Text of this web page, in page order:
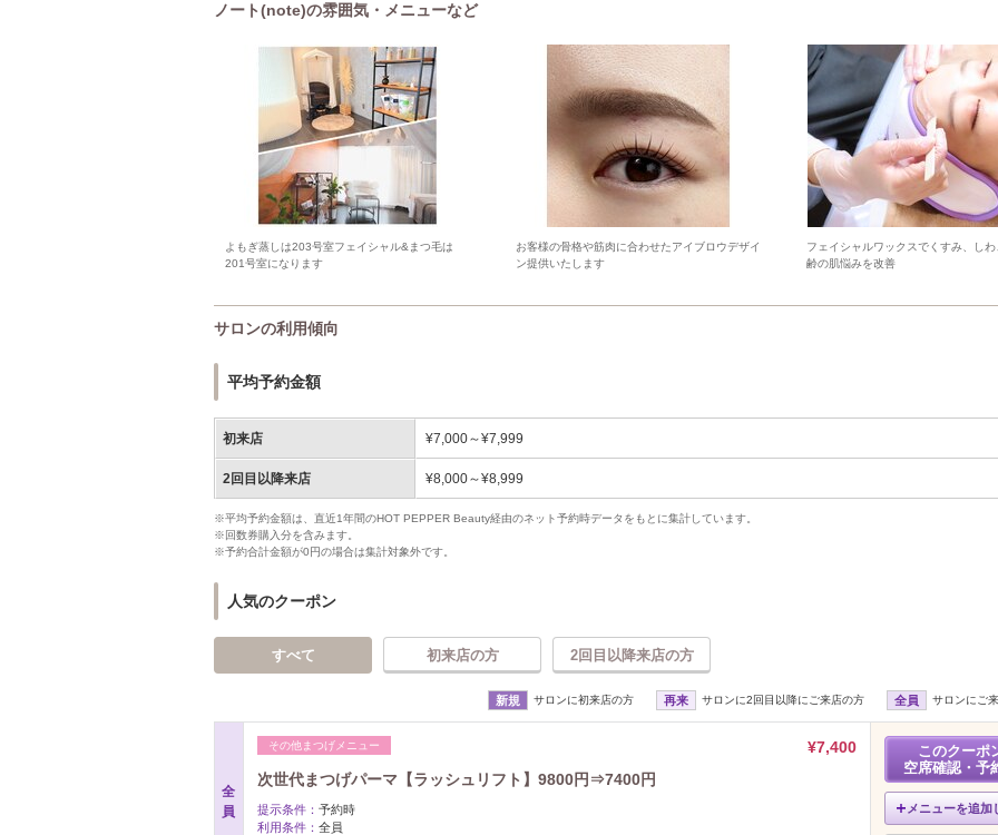
ノート(note)の雰囲気・メニューなど
よもぎ蒸しは203号室フェイシャル&まつ毛は
201号室になります
お客様の骨格や筋肉に合わせたアイブロウデザイ
ン提供いたします
フェイシャルワックスでくすみ、し
齢の肌悩みを改善
サロンの利用傾向
平均予約金額
初来店 ¥7,000～¥7,999
2回目以降来店 ¥8,000～¥8,999
※平均予約金額は、直近1年間のHOT PEPPER Beauty経由のネット予約時データをもとに集計しています。
※回数券購入分を含みます。
※予約合計金額が0円の場合は集計対象外です。
人気のクーポン
すべて 初来店の方 2回目以降来店の方
新規 サロンに初来店の方 再来 サロンに2回目以降にご来店の方 全員 サロンにご
全
員
その他まつげメニュー
¥7,400
次世代まつげパーマ【ラッシュリフト】9800円⇒7400円
提示条件： 予約時
利用条件： 全員
このクーポ
空席確認・予
メニューを追加